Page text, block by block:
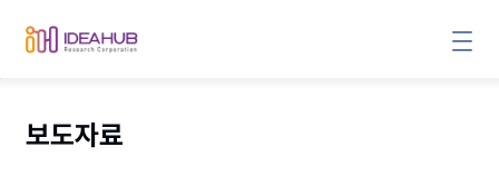
보도자료